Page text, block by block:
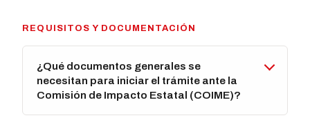
REQUISITOS Y DOCUMENTACIÓN
¿Qué documentos generales se
necesitan para iniciar el trámite ante la
Comisión de Impacto Estatal (COIME)?